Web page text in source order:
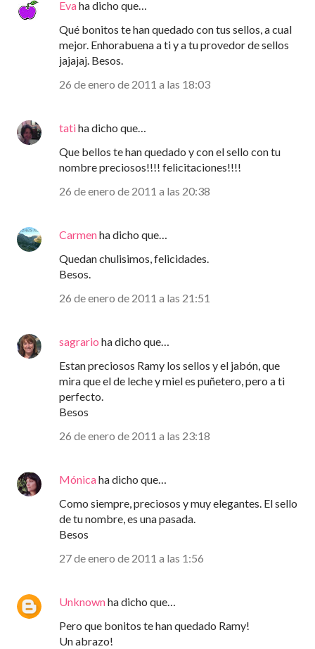
Evaha dicho que…
Qué bonitos te han quedado con tus sellos, a cual
mejor. Enhorabuena a ti y a tu provedor de sellos
jajajaj. Besos.
26 de enero de 2011 a las 18:03
tatiha dicho que…
Que bellos te han quedado y con el sello con tu
nombre preciosos!!!! felicitaciones!!!!
26 de enero de 2011 a las 20:38
Carmenha dicho que…
Quedan chulisimos, felicidades.
Besos.
26 de enero de 2011 a las 21:51
sagrario ha dicho que…
Estan preciosos Ramy los sellos y el jabón, que
mira que el de leche y miel es puñetero, pero a ti
perfecto.
Besos
26 de enero de 2011 a las 23:18
Mónicaha dicho que…
Como siempre, preciosos y muy elegantes. El sello
de tu nombre, es una pasada.
Besos
27 de enero de 2011 a las 1:56
Unknownha dicho que…
Pero que bonitos te han quedado Ramy!
Un abrazo!